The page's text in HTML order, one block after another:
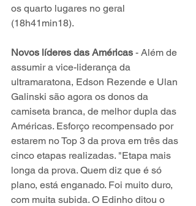
os quarto lugares no geral
(18h41min18).
Novos líderes das Américas - Além de
assumir a vice-liderança da
ultramaratona, Edson Rezende e Ulan
Galinski são agora os donos da
camiseta branca, de melhor dupla das
Américas. Esforço recompensado por
estarem no Top 3 da prova em três das
cinco etapas realizadas. "Etapa mais
longa da prova. Quem diz que é só
plano, está enganado. Foi muito duro,
com muita subida. O Edinho ditou o